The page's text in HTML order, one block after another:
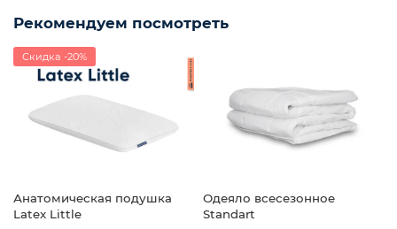
Рекомендуем посмотреть
Скидка -20%
Анатомическая подушка
Latex Little
Одеяло всесезонное
Standart